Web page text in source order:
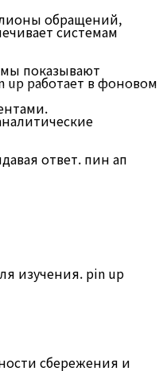
터
обращений,
системам
показывают
работает в фоновом
ответ. пин ап
изучения. pin up
сбережения и